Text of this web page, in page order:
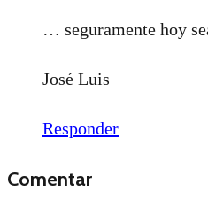
… seguramente hoy
José Luis
Responder
Comentar